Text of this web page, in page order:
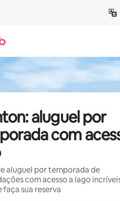
aluguel por
com
aluguel por temporada de
com acesso a lago
faça sua reserva